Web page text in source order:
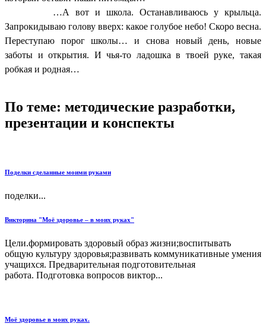
…А вот и школа. Останавливаюсь у крыльца.
Запрокидываю голову вверх: какое голубое небо! Скоро весна.
Переступаю порог школы… и снова новый день, новые
заботы и открытия. И чья-то ладошка в твоей руке, такая
робкая и родная…
По теме: методические разработки,
презентации и конспекты
Поделки сделанные моими руками
поделки...
Викторина "Моё здоровье – в моих руках"
Цели.формировать здоровый образ жизни;воспитывать
общую культуру здоровья;развивать коммуникативные умения
учащихся. Предварительная подготовительная
работа. Подготовка вопросов виктор...
Моё здоровье в моих руках.